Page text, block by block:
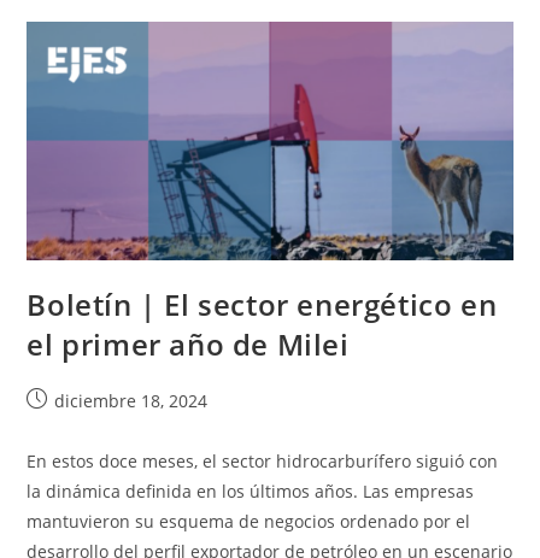
Boletín | El sector energético en
el primer año de Milei
diciembre 18, 2024
En estos doce meses, el sector hidrocarburífero siguió con
la dinámica definida en los últimos años. Las empresas
mantuvieron su esquema de negocios ordenado por el
desarrollo del perfil exportador de petróleo en un escenario